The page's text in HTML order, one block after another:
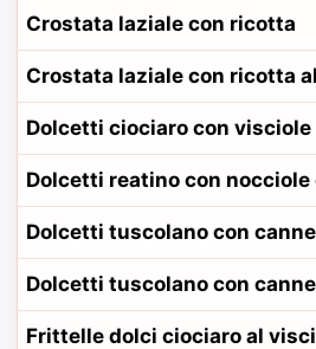
Crostata laziale con ricotta
Dolcetti ciociaro con visciole
Dolcetti reatino con nocciole
Frittelle dolci ciociaro al